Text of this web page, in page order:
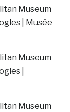
Museum
| Musée
Museum
|
Museum